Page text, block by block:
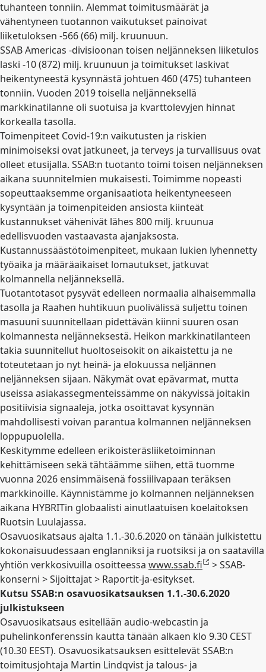
tuhanteen tonniin. Alemmat toimitusmäärät ja
vähentyneen tuotannon vaikutukset painoivat
liiketuloksen -566 (66) milj. kruunuun.
SSAB Americas -divisioonan toisen neljänneksen liiketulos
laski -10 (872) milj. kruunuun ja toimitukset laskivat
heikentyneestä kysynnästä johtuen 460 (475) tuhanteen
tonniin. Vuoden 2019 toisella neljänneksellä
markkinatilanne oli suotuisa ja kvarttolevyjen hinnat
korkealla tasolla.
Toimenpiteet Covid-19:n vaikutusten ja riskien
minimoiseksi ovat jatkuneet, ja terveys ja turvallisuus ovat
olleet etusijalla. SSAB:n tuotanto toimi toisen neljänneksen
aikana suunnitelmien mukaisesti. Toimimme nopeasti
sopeuttaaksemme organisaatiota heikentyneeseen
kysyntään ja toimenpiteiden ansiosta kiinteät
kustannukset vähenivät lähes 800 milj. kruunua
edellisvuoden vastaavasta ajanjaksosta.
Kustannussäästötoimenpiteet, mukaan lukien lyhennetty
työaika ja määräaikaiset lomautukset, jatkuvat
kolmannella neljänneksellä.
Tuotantotasot pysyvät edelleen normaalia alhaisemmalla
tasolla ja Raahen huhtikuun puolivälissä suljettu toinen
masuuni suunnitellaan pidettävän kiinni suuren osan
kolmannesta neljänneksestä. Heikon markkinatilanteen
takia suunnitellut huoltoseisokit on aikaistettu ja ne
toteutetaan jo nyt heinä- ja elokuussa neljännen
neljänneksen sijaan. Näkymät ovat epävarmat, mutta
useissa asiakassegmenteissämme on näkyvissä joitakin
positiivisia signaaleja, jotka osoittavat kysynnän
mahdollisesti voivan parantua kolmannen neljänneksen
loppupuolella.
Keskitymme edelleen erikoisteräsliiketoiminnan
kehittämiseen sekä tähtäämme siihen, että tuomme
vuonna 2026 ensimmäisenä fossiilivapaan teräksen
markkinoille. Käynnistämme jo kolmannen neljänneksen
aikana HYBRITin globaalisti ainutlaatuisen koelaitoksen
Ruotsin Luulajassa.
Osavuosikatsaus ajalta 1.1.-30.6.2020 on tänään julkistettu
kokonaisuudessaan englanniksi ja ruotsiksi ja on saatavilla
yhtiön verkkosivuilla osoitteessa www.ssab.fi
> SSAB-
konserni > Sijoittajat > Raportit-ja-esitykset.
Kutsu SSAB:n osavuosikatsauksen 1.1.-30.6.2020
julkistukseen
Osavuosikatsaus esitellään audio-webcastin ja
puhelinkonferenssin kautta tänään alkaen klo 9.30 CEST
(10.30 EEST). Osavuosikatsauksen esittelevät SSAB:n
toimitusjohtaja Martin Lindqvist ja talous- ja